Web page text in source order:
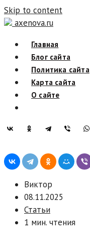
Skip to content
axenova.ru
Главная
Блог сайта
Политика сайта
Карта сайта
О сайте
Виктор
08.11.2025
Статьи
1 мин. чтения